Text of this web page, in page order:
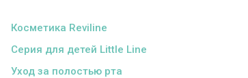
Косметика Reviline
Серия для детей Little Line
Уход за полостью рта